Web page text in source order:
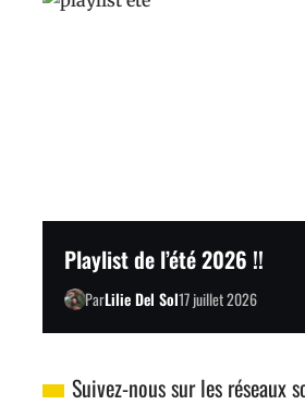
Playlist de l’été 2026 !!
ParLilie Del Sol17 juillet 2026
Suivez-nous sur les réseaux